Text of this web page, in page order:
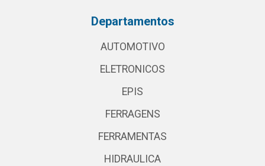
Departamentos
AUTOMOTIVO
ELETRONICOS
EPIS
FERRAGENS
FERRAMENTAS
HIDRAULICA